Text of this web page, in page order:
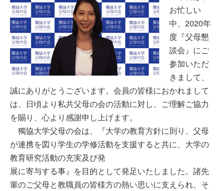
お忙しい
中、2020年
度『父母懇
談会』にご
参加いただ
きまして、
誠にありがとうございます。会員の皆様におかれまして
は、日頃より私共父母の会の活動に対し、ご理解ご協力
を賜り、心より感謝申し上げます。
獨協大学父母の会は、『大学の教育方針に則り、父母
が連携を図り学生の学修活動を支援すると共に、大学の
教育研究活動の充実及び発
展に寄与する事』を目的として発足いたしました。諸先
輩のご父母と教職員の皆様方の熱い思いに支えられ、そ